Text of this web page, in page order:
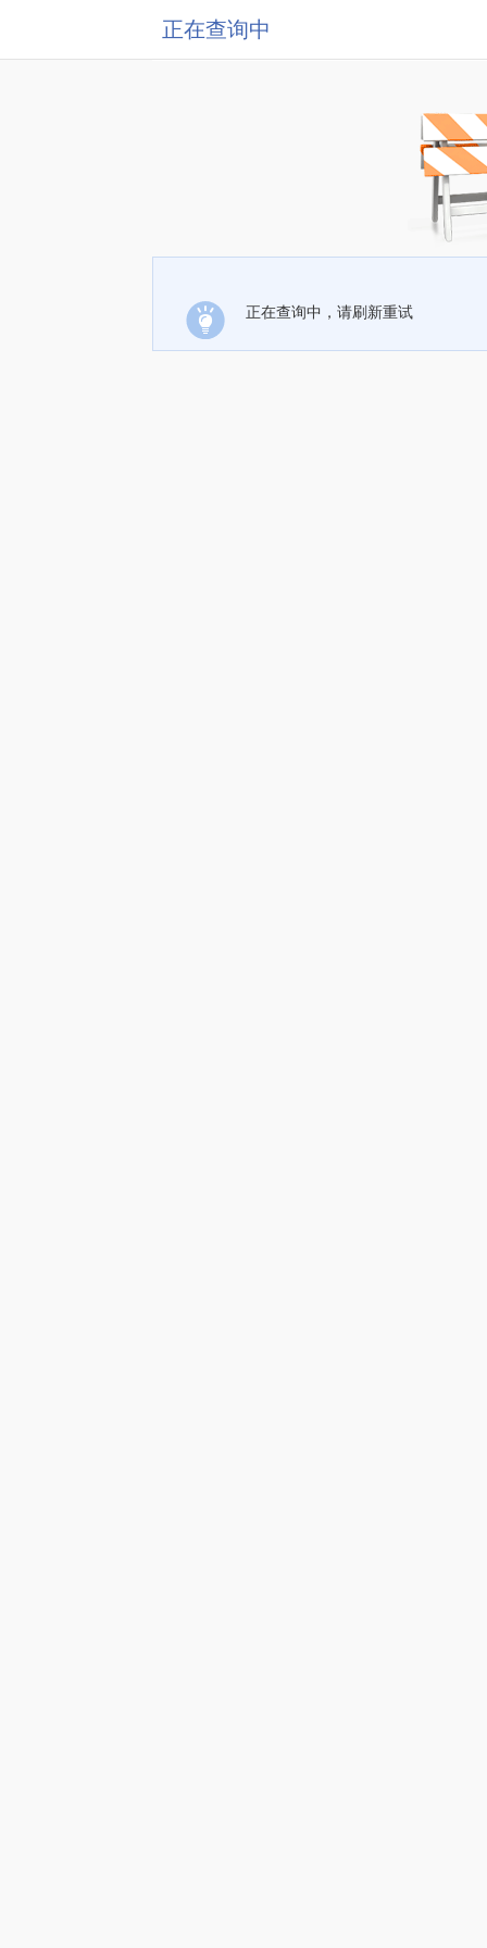
正在查询中
正在查询中，请刷新重试